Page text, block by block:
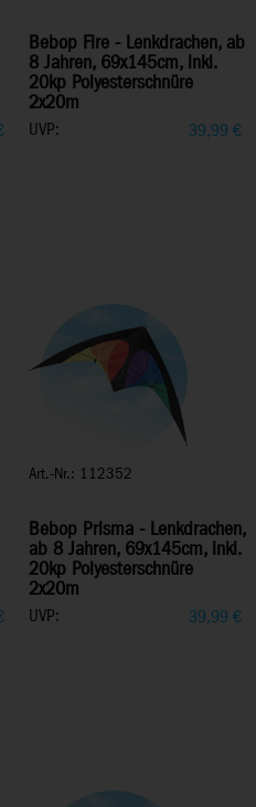
Bebop Fire - Lenkdrachen, ab
8 Jahren, 69x145cm, inkl.
20kp Polyesterschnüre
2x20m
UVP: 39,99 €
Art.-Nr.: 112352
Bebop Prisma - Lenkdrachen,
ab 8 Jahren, 69x145cm, inkl.
20kp Polyesterschnüre
2x20m
UVP: 39,99 €